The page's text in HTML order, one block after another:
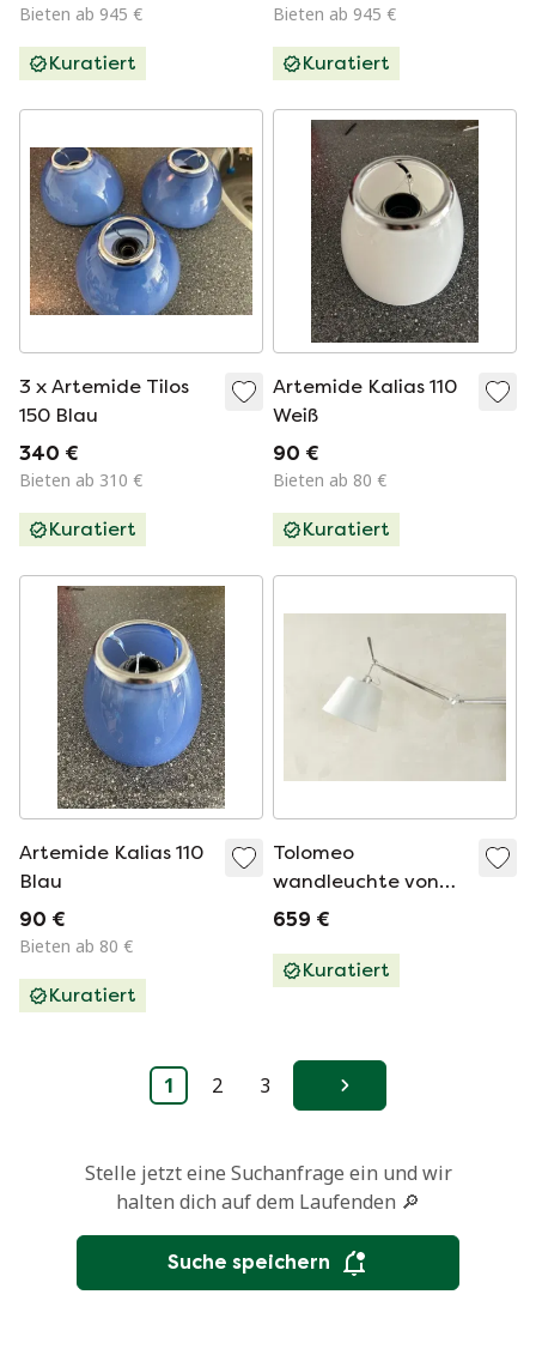
Artemide, 1970er
Bieten ab 945 €
Kuratiert
Artemide, 1970er
Bieten ab 945 €
Kuratiert
3 x Artemide Tilos
150 Blau
340 €
Bieten ab 310 €
Kuratiert
Artemide Kalias 110
Weiß
90 €
Bieten ab 80 €
Kuratiert
Artemide Kalias 110
Blau
90 €
Bieten ab 80 €
Kuratiert
Tolomeo
wandleuchte von
Artemide
659 €
Kuratiert
1 2 3 Weiter
Stelle jetzt eine Suchanfrage ein und wir
halten dich auf dem Laufenden 🔎
Suche speichern